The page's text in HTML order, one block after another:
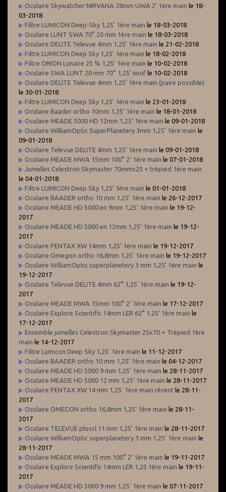
Oculaire Skywatcher NIRVANA 28mm UWA 2' 1ère main le 18-
03-2018
Filtre LUMICON Deep-Sky 1,25' 1ère main le 18-03-2018
Oculaire LUNT SWA 70° 20 mm 1ère main le 18-03-2018
Oculaire DELITE Televue 4mm 1,25' 1ère main le 21-02-2018
Filtre LUMICON Deep Sky 1,25' 1ère main le 18-02-2018
Filtre ORION Lunaire 25 % 1,25' 1ère main le 10-02-2018
Oculaire SWA LUNT 20 mm 70° 1,25' neuf le 10-02-2018
Oculaire DELITE Televue 4mm 1,25' 1ère main (paire possible)
le 30-01-2018
Filtre LUMICON Deep Sky 1,25' 1ère main le 23-01-2018
Oculaire Baader ortho 10mm 1,25' 1ère main le 18-01-2018
Oculaire MEADE 5000 HD 12mm 1,25' 1ère main le 09-01-2018
Oculaire WilliamOptic SuperPlanetery 3mm 1,25' 1ère main le
09-01-2018
Oculaire Televue DELITE 4mm 1,25' 1ère main le 09-01-2018
Oculaire MEADE MWA 15mm 100° 2' 1ère main le 07-01-2018
Jumelles Celestron Skymaster 70mmx25 + trépied 1ère main
le 04-01-2018
Filtre LUMICON Deep Sky 1,25' 1ère main le 01-01-2018
Oculaire BAADER ortho 10 mm 1,25' 1ère main le 26-12-2017
Oculaire MEADE HD 5000 en 9mm 1,25' 1ère main le 19-12-
2017
Oculaire MEADE HD 5000 en 12mm 1,25' 1ère main le 19-12-
2017
Oculaire PENTAX XW 14mm 1,25' 1ère main le 19-12-2017
Oculaire Omegon ortho 16,8mm 1,25' 1ère main le 19-12-2017
Oculaire WilliamOptic superplanetery 3 mm 1,25' 1ère main le
19-12-2017
Oculaire Televue DELITE 4mm 62° 1,25' 1ère main le 19-12-
2017
Oculaire MEADE MWA 15mm 100° 2' 1ère main le 17-12-2017
Oculaire Explore Scientific 14mm LER 62° 1,25' 1ère main le
17-12-2017
Ensemble jumelles Celestron Skymaster 25x70 + Trépied 1ère
main le 14-12-2017
Filtre Lumicon Deep Sky 1,25' 1ère main le 11-12-2017
Oculaire BAADER ortho 10 mm 1,25' 1ère main le 04-12-2017
Oculaire MEADE HD 5000 9 mm 1,25' 1ère main le 28-11-2017
Oculaire MEADE HD 5000 12 mm 1,25' 1ère main le 28-11-2017
Oculaire PENTAX XW 14 mm 1,25' 1ère main récent le 28-11-
2017
Oculaire OMEGON ortho 16,8mm 1,25' 1ère main le 28-11-
2017
Oculaire TELEVUE plossl 11 mm 1,25' 1ère main le 28-11-2017
Oculaire WilliamOptic superplanetery 3 mm 1,25' 1ère main le
28-11-2017
Oculaire MEADE MWA 15 mm 100° 2' 1ère main le 19-11-2017
Oculaire Explore Scientific 14mm LER 1,25 1ère main le 19-11-
2017
Oculaire MEADE HD 5000 9 mm 1,25' 1ère main le 07-11-2017